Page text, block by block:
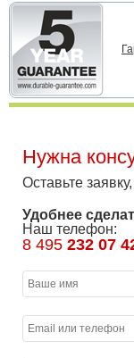
Нужна
Оставьте
Удобнее
Наш телефон:
8 495 232 07